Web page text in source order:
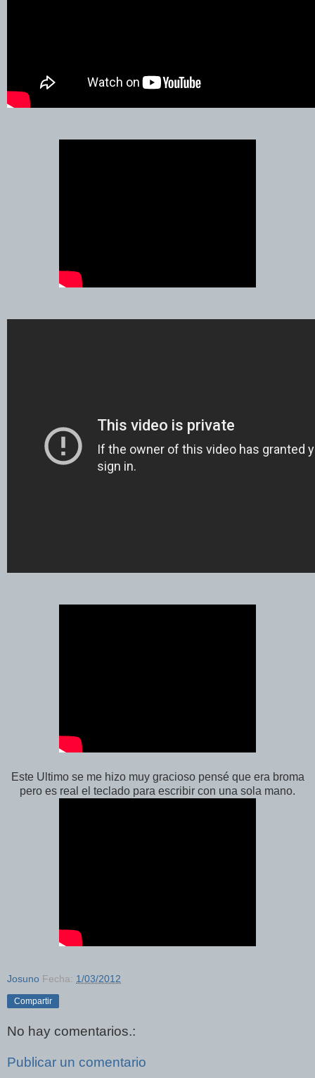
Este Ultimo se me hizo muy gracioso pensé que era broma
pero es real el teclado para escribir con una sola mano.
Josuno Fecha: 1/03/2012
Compartir
No hay comentarios.:
Publicar un comentario